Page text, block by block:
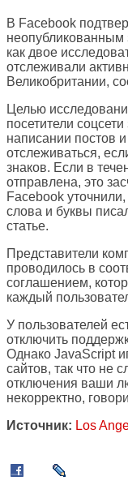
В Facebook
неопубликованным
как двое
отслеживали
Великобритании,
Целью
посетители
написании постов
отслеживаться,
знаков. Если в
отправлена, это
Facebook
слова и буквы
статье.
Представители
проводилось в
соглашением,
каждый
У пользователей
отключить
Однако JavaScript
сайтов, так что не
отключения ваши
некорректно,
Источник: Los